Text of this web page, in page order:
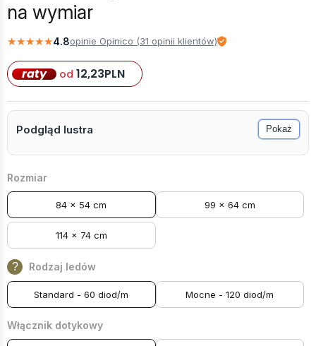
na wymiar
★★★★★4.8opinie Opinico (31 opinii klientów)
raty od 12,23PLN
Podgląd lustra Pokaż
Rozmiar
84 x 54 cm 99 x 64 cm
114 x 74 cm
? Rodzaj ledów
Standard - 60 diod/m Mocne - 120 diod/m
Włącznik dotykowy